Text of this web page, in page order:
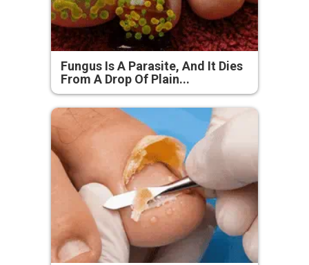
Fungus Is A Parasite, And It Dies
From A Drop Of Plain...